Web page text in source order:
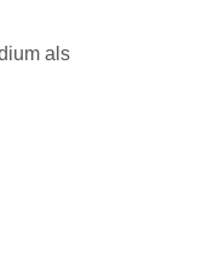
als